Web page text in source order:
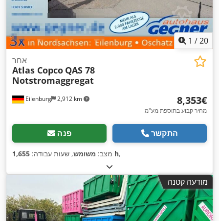
1 /20
Eilenburg 2,912 km
אחר
Atlas Copco QAS 78
Notstromaggregat
‏8,353 ‏€
מחיר קבוע בתוספת מע"מ
פנה התקשר
מצב: משומש, שעות עבודה: 1,655 h,
מודעה קטנה